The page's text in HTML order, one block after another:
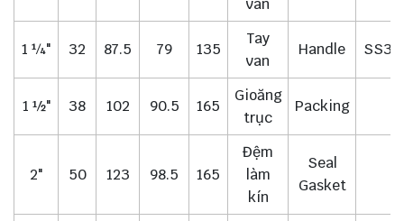
van
1 ¼" 32 87.5 79 135
Tay
van
Handle
1 ½" 38 102 90.5 165
Gioăng
trục
Packing
2" 50 123 98.5 165
Đệm
làm
kín
Seal
Gasket